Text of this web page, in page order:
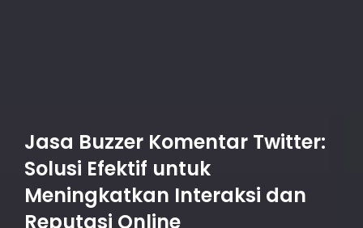
Jasa Buzzer Komentar Twitter:
Solusi Efektif untuk
Meningkatkan Interaksi dan
Reputasi Online